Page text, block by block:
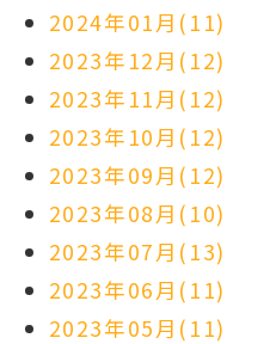
2024年01月(11)
2023年12月(12)
2023年11月(12)
2023年10月(12)
2023年09月(12)
2023年08月(10)
2023年07月(13)
2023年06月(11)
2023年05月(11)